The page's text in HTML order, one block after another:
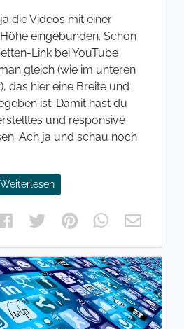
die Videos mit einer
eingebunden. Schon
Link bei YouTube
gleich (wie im unteren
das hier eine Breite und
ist. Damit hast du
und responsive
Ach ja und schau noch
Weiterlesen